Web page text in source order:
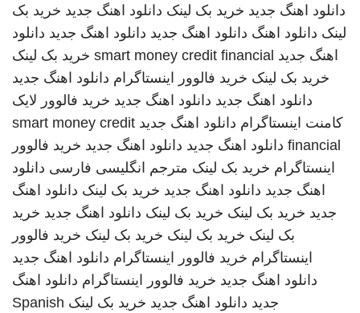
دانلود اهنگ جدید خرید بک لینک دانلود اهنگ جدید خرید بک
لینک دانلود اهنگ دانلود اهنگ جدید دانلود اهنگ جدید دانلود
اهنگ جدید smart money credit financial خرید بک لینک
خرید بک لینک خرید فالوور اینستاگرام دانلود اهنگ جدید
دانلود اهنگ جدید دانلود اهنگ جدید خرید فالوور لایک
کامنت اینستاگرام دانلود اهنگ جدید smart money credit
financial دانلود اهنگ جدید دانلود اهنگ جدید خرید فالوور
اینستاگرام خرید بک لینک مترجم انگلیسی فارسی دانلود
اهنگ جدید دانلود اهنگ جدید خرید بک لینک دانلود اهنگ
جدید خرید بک لینک خرید بک لینک دانلود اهنگ جدید خرید
بک لینک خرید بک لینک خرید بک لینک خرید فالوور
اینستاگرام خرید فالوور اینستاگرام دانلود اهنگ جدید
دانلود اهنگ جدید خرید فالوور اینستاگرام دانلود اهنگ
جدید دانلود اهنگ جدید خرید بک لینک Spanish